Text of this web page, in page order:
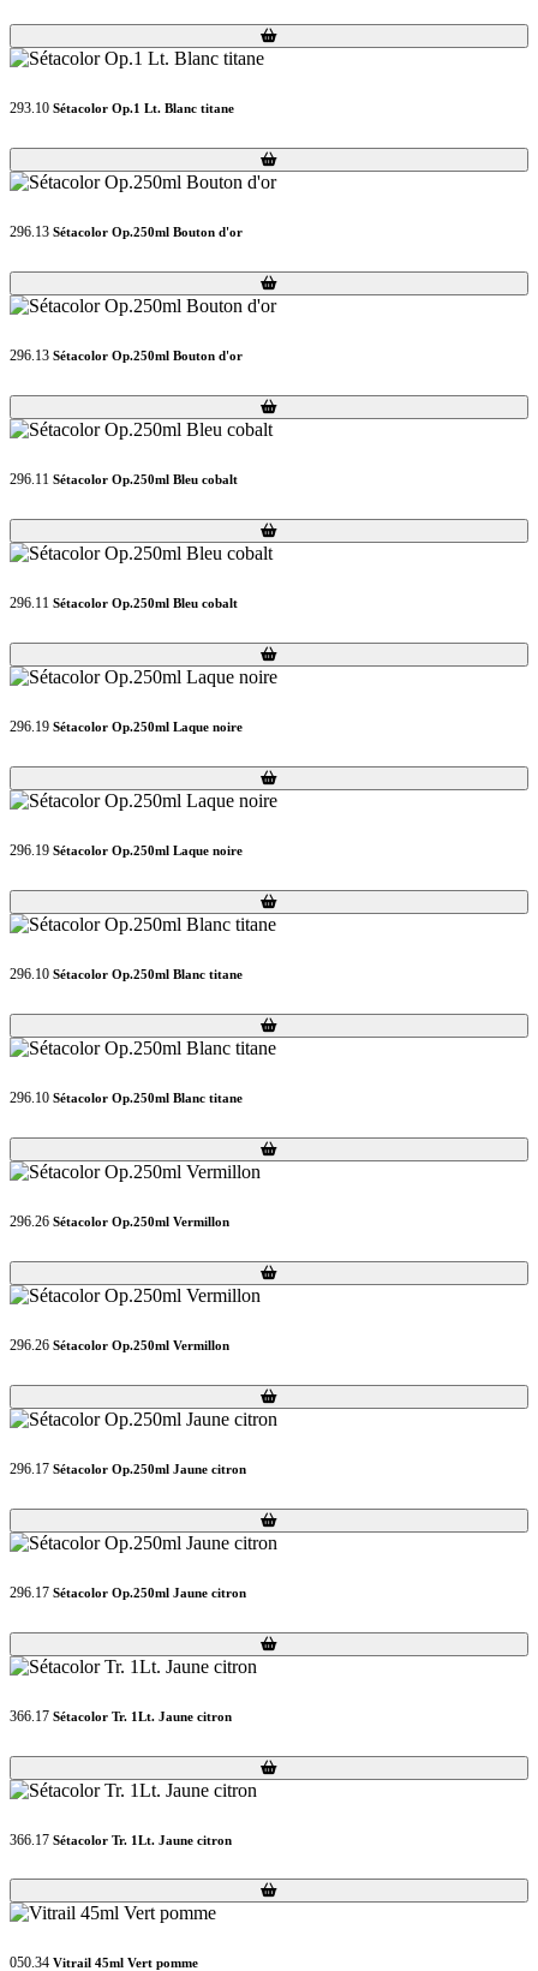
Loading...
Loading...
293.10 Sétacolor Op.1 Lt. Blanc titane
Loading...
Loading...
296.13 Sétacolor Op.250ml Bouton d'or
Loading...
Loading...
296.13 Sétacolor Op.250ml Bouton d'or
Loading...
Loading...
296.11 Sétacolor Op.250ml Bleu cobalt
Loading...
Loading...
296.11 Sétacolor Op.250ml Bleu cobalt
Loading...
Loading...
296.19 Sétacolor Op.250ml Laque noire
Loading...
Loading...
296.19 Sétacolor Op.250ml Laque noire
Loading...
Loading...
296.10 Sétacolor Op.250ml Blanc titane
Loading...
Loading...
296.10 Sétacolor Op.250ml Blanc titane
Loading...
Loading...
296.26 Sétacolor Op.250ml Vermillon
Loading...
Loading...
296.26 Sétacolor Op.250ml Vermillon
Loading...
Loading...
296.17 Sétacolor Op.250ml Jaune citron
Loading...
Loading...
296.17 Sétacolor Op.250ml Jaune citron
Loading...
Loading...
366.17 Sétacolor Tr. 1Lt. Jaune citron
Loading...
Loading...
366.17 Sétacolor Tr. 1Lt. Jaune citron
Loading...
Loading...
050.34 Vitrail 45ml Vert pomme